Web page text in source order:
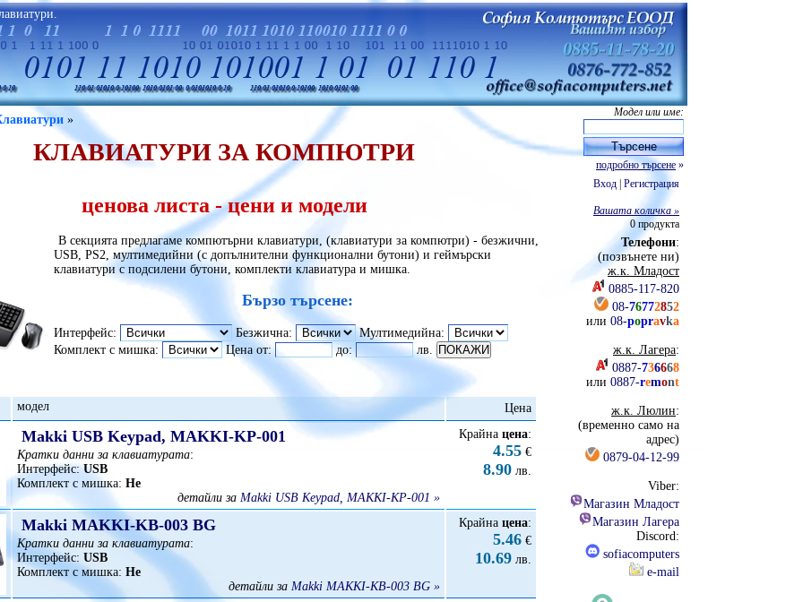
»
КЛАВИАТУРИ ЗА КОМПЮТРИ
ценова листа - цени и модели
В секцията предлагаме компютърни клавиатури, (клавиатури за компютри) - безжични,
USB, PS2, мултимедийни (с допълнителни функционални бутони) и геймърски
клавиатури с подсилени бутони, комплекти клавиатура и мишка.
Бързо търсене:
Интерфейс: Безжична:
Мултимедийна:
Комплект с мишка:
Цена от: до: лв.
модел Цена
Makki USB Keypad, MAKKI-KP-001
Кратки данни за клавиатурата:
Интерфейс:USB
Комплект с мишка: Не
детайли за Makki USB Keypad, MAKKI-KP-001 »
Крайна цена:
4.55 €
8.90 лв.
Makki MAKKI-KB-003 BG
Кратки данни за клавиатурата:
Интерфейс: USB
Комплект с мишка: Не
детайли за Makki MAKKI-KB-003 BG »
Крайна цена:
5.46 €
10.69 лв.
Модел или име:
подробно търсене »
Вход Регистрация
Вашата количка »
0 продукта
Телефони:
(позвънете ни)
ж.к. Младост
0885-117-820
08-76772852
или 08-popravka
ж.к. Лагера:
0887-736668
или 0887-remont
ж.к. Люлин:
(временно само на
адрес)
0879-04-12-99
Viber:
Магазин Младост
Магазин Лагера
Discord:
sofiacomputers
e-mail